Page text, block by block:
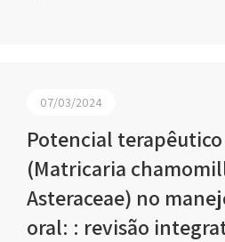
07/03/2024
Potencial
(Matricaria
Asteraceae) no
oral: : revisão